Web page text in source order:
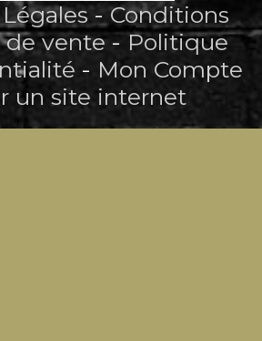
Conditions
de vente
Politique
Mon Compte
un site internet